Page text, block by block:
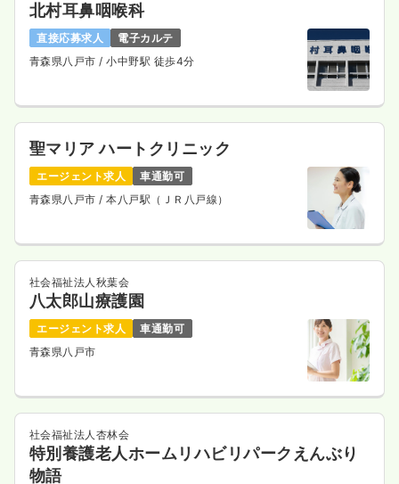
北村耳鼻咽喉科
直接応募求人
電子カルテ
青森県八戸市 / 小中野駅 徒歩4分
聖マリア ハートクリニック
エージェント求人
車通勤可
青森県八戸市 / 本八戸駅（ＪＲ八戸線）
社会福祉法人秋葉会
八太郎山療護園
エージェント求人
車通勤可
青森県八戸市
社会福祉法人杏林会
特別養護老人ホームリハビリパークえんぶり
物語